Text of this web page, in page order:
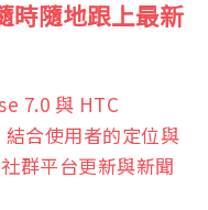
時隨地跟上最新
7.0 與 HTC
合使用者的定位與
群平台更新與新聞